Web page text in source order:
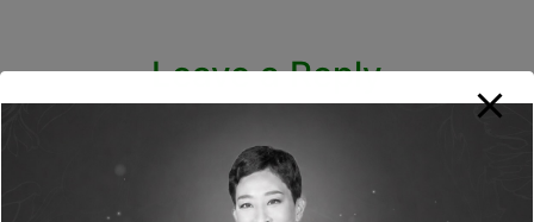
Leave a Reply
Required fields are marked